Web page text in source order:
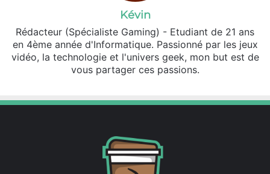
Kévin
Rédacteur (Spécialiste Gaming) - Etudiant de 21 ans
en 4ème année d'Informatique. Passionné par les jeux
vidéo, la technologie et l'univers geek, mon but est de
vous partager ces passions.